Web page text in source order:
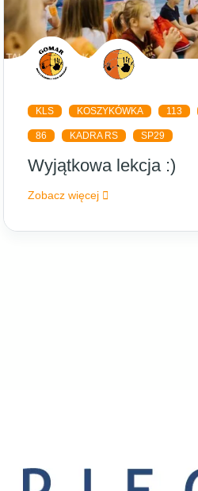
KLS KOSZYKÓWKA 113
86 KADRA RS SP29
Wyjątkowa lekcja :)
Zobacz więcej